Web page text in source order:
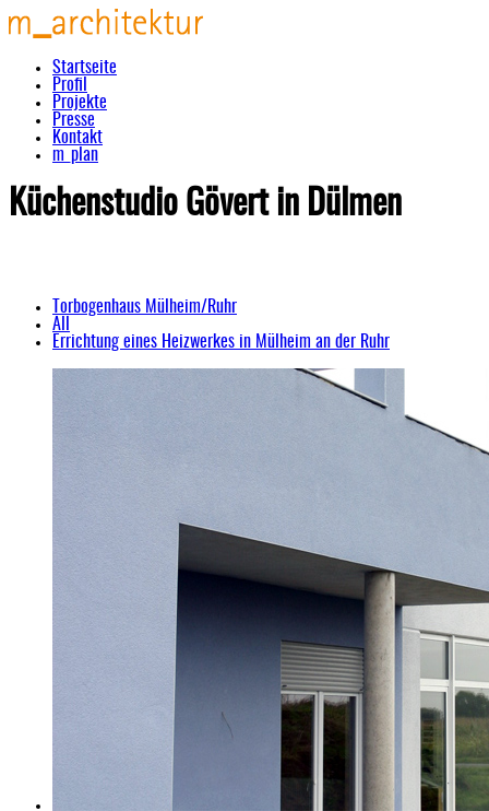
Startseite
Profil
Projekte
Presse
Kontakt
m_plan
Küchenstudio Gövert in Dülmen
Torbogenhaus Mülheim/Ruhr
All
Errichtung eines Heizwerkes in Mülheim an der Ruhr